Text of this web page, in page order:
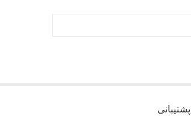
پشتیبانی